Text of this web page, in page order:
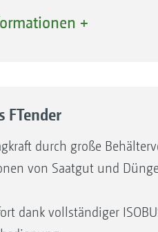
+
FTender
durch große
von Saatgut und
dank vollständiger